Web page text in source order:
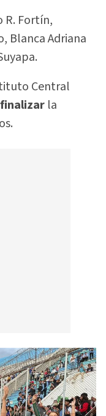
R. Fortín,
Blanca Adriana
Central
finalizar la